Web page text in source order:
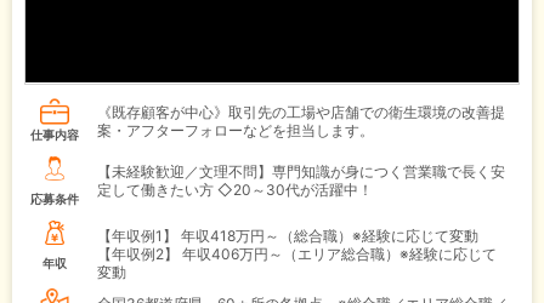
仕事内容
《既存顧客が中心》取引先の工場や店舗での衛生環境の改善提
案・アフターフォローなどを担当します。
応募条件
【未経験歓迎／文理不問】専門知識が身につく営業職で長く安
定して働きたい方 ◇20～30代が活躍中！
年収
【年収例1】
年収418万円～（総合職）※経験に応じて変動
【年収例2】
年収406万円～（エリア総合職）※経験に応じて
変動